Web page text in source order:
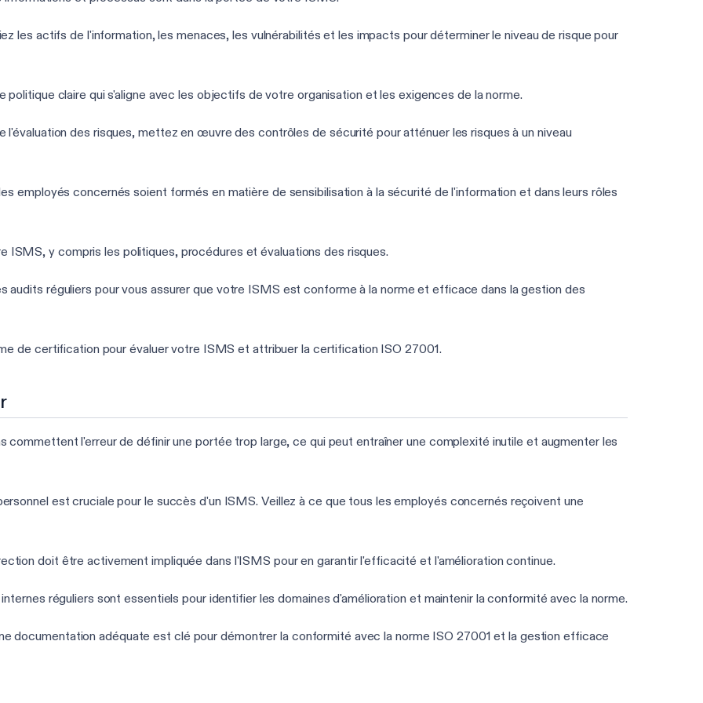
les actifs de l'information, les menaces, les vulnérabilités et les impacts pour déterminer le niveau de risque pour
politique claire qui s'aligne avec les objectifs de votre organisation et les exigences de la norme.
l'évaluation des risques, mettez en œuvre des contrôles de sécurité pour atténuer les risques à un niveau
employés concernés soient formés en matière de sensibilisation à la sécurité de l'information et dans leurs rôles
ISMS, y compris les politiques, procédures et évaluations des risques.
audits réguliers pour vous assurer que votre ISMS est conforme à la norme et efficace dans la gestion des
de certification pour évaluer votre ISMS et attribuer la certification ISO 27001.
commettent l'erreur de définir une portée trop large, ce qui peut entraîner une complexité inutile et augmenter les
est cruciale pour le succès d'un ISMS. Veillez à ce que tous les employés concernés reçoivent une
doit être activement impliquée dans l'ISMS pour en garantir l'efficacité et l'amélioration continue.
réguliers sont essentiels pour identifier les domaines d'amélioration et maintenir la conformité avec la norme.
documentation adéquate est clé pour démontrer la conformité avec la norme ISO 27001 et la gestion efficace